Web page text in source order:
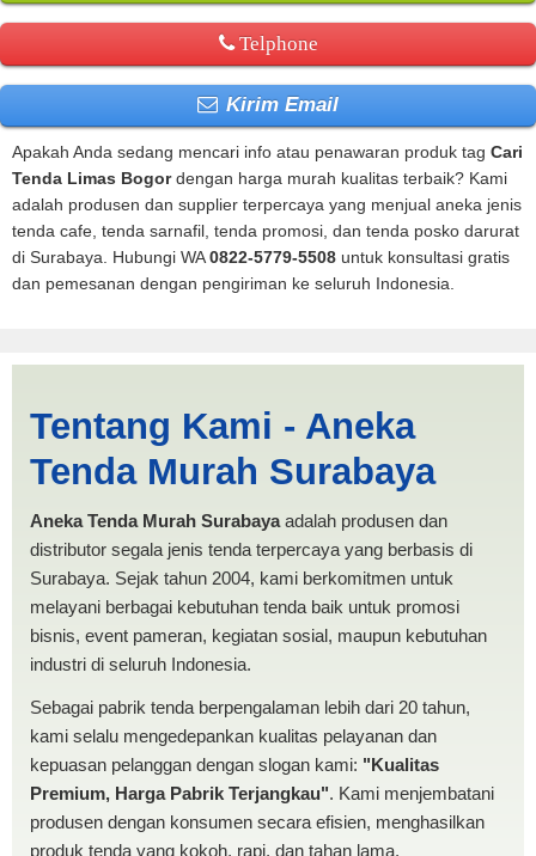
Telphone
Kirim Email
Apakah Anda sedang mencari info atau penawaran produk tag Cari
Tenda Limas Bogordengan harga murah kualitas terbaik? Kami
adalah produsen dan supplier terpercaya yang menjual aneka jenis
tenda cafe, tenda sarnafil, tenda promosi, dan tenda posko darurat
di Surabaya. Hubungi WA0822-5779-5508 untuk konsultasi gratis
dan pemesanan dengan pengiriman ke seluruh Indonesia.
PRODUKSI ANEKA TENDA
MURAH
Tentang Kami - Aneka
Tenda Murah Surabaya
Aneka Tenda Murah Surabayaadalah produsen dan
distributor segala jenis tenda terpercaya yang berbasis di
Surabaya. Sejak tahun 2004, kami berkomitmen untuk
melayani berbagai kebutuhan tenda baik untuk promosi
bisnis, event pameran, kegiatan sosial, maupun kebutuhan
industri di seluruh Indonesia.
Sebagai pabrik tenda berpengalaman lebih dari 20 tahun,
kami selalu mengedepankan kualitas pelayanan dan
kepuasan pelanggan dengan slogan kami: "Kualitas
Premium, Harga Pabrik Terjangkau". Kami menjembatani
produsen dengan konsumen secara efisien, menghasilkan
produk tenda yang kokoh, rapi, dan tahan lama.